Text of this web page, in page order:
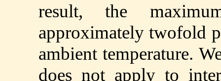
result, the
approximately twofold
ambient temperature.
does not apply to